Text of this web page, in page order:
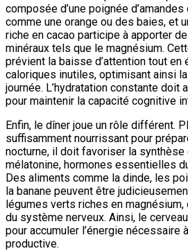
composée d’une poignée
comme une orange ou des baies, et
riche en cacao participe à apporter
minéraux tels que le magnésium.
prévient la baisse d’attention tout en
caloriques inutiles, optimisant ainsi
journée. L’hydratation constante doit
pour maintenir la capacité cognitive
Enfin, le dîner joue un rôle différent.
suffisamment nourrissant pour
nocturne, il doit favoriser la
mélatonine, hormones essentielles
Des aliments comme la dinde, les
la banane peuvent être
légumes verts riches en magnésium,
du système nerveux. Ainsi, le
pour accumuler l’énergie nécessaire
productive.